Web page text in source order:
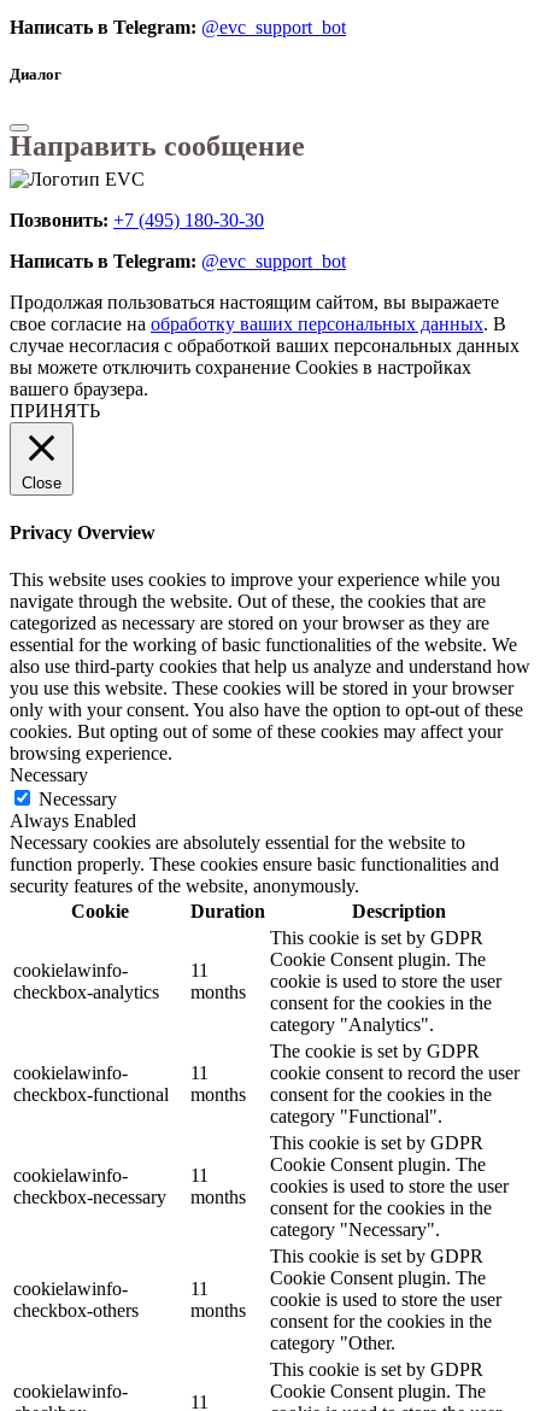
Написать в Telegram: @evc_support_bot
Диалог
Направить сообщение
Позвонить: +7 (495) 180-30-30
Написать в Telegram: @evc_support_bot
Продолжая пользоваться настоящим сайтом, вы выражаете
свое согласие на обработку ваших персональных данных. В
случае несогласия с обработкой ваших персональных данных
вы можете отключить сохранение Cookies в настройках
вашего браузера.
ПРИНЯТЬ
Close
Privacy Overview
This website uses cookies to improve your experience while you
navigate through the website. Out of these, the cookies that are
categorized as necessary are stored on your browser as they are
essential for the working of basic functionalities of the website. We
also use third-party cookies that help us analyze and understand how
you use this website. These cookies will be stored in your browser
only with your consent. You also have the option to opt-out of these
cookies. But opting out of some of these cookies may affect your
browsing experience.
Necessary
Necessary
Always Enabled
Necessary cookies are absolutely essential for the website to
function properly. These cookies ensure basic functionalities and
security features of the website, anonymously.
Cookie
Duration Description
cookielawinfo-
checkbox-analytics
11
months
This cookie is set by GDPR
Cookie Consent plugin. The
cookie is used to store the user
consent for the cookies in the
category "Analytics".
cookielawinfo-
checkbox-functional
11
months
The cookie is set by GDPR
cookie consent to record the user
consent for the cookies in the
category "Functional".
cookielawinfo-
checkbox-necessary
11
months
This cookie is set by GDPR
Cookie Consent plugin. The
cookies is used to store the user
consent for the cookies in the
category "Necessary".
cookielawinfo-
checkbox-others
11
months
This cookie is set by GDPR
Cookie Consent plugin. The
cookie is used to store the user
consent for the cookies in the
category "Other.
cookielawinfo-
11
This cookie is set by GDPR
Cookie Consent plugin. The